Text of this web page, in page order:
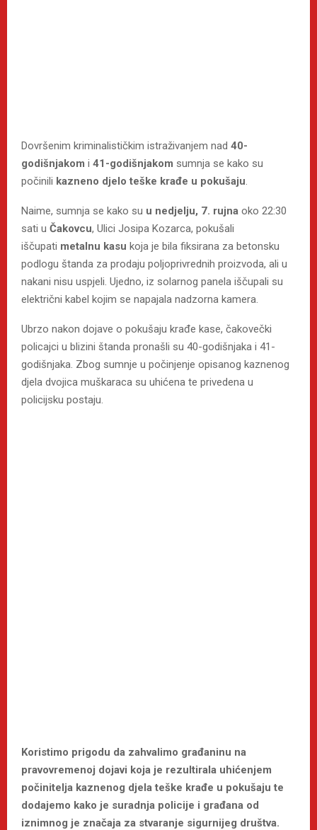
Dovršenim kriminalističkim istraživanjem nad 40-
godišnjakom i 41-godišnjakom sumnja se kako su
počinili kazneno djelo teške krađe u pokušaju.
Naime, sumnja se kako su u nedjelju, 7. rujna oko 22:30
sati u Čakovcu, Ulici Josipa Kozarca, pokušali
iščupati metalnu kasu koja je bila fiksirana za betonsku
podlogu štanda za prodaju poljoprivrednih proizvoda, ali u
nakani nisu uspjeli. Ujedno, iz solarnog panela iščupali su
električni kabel kojim se napajala nadzorna kamera.
Ubrzo nakon dojave o pokušaju krađe kase, čakovečki
policajci u blizini štanda pronašli su 40-godišnjaka i 41-
godišnjaka. Zbog sumnje u počinjenje opisanog kaznenog
djela dvojica muškaraca su uhićena te privedena u
policijsku postaju.
Koristimo prigodu da zahvalimo građaninu na
pravovremenoj dojavi koja je rezultirala uhićenjem
počinitelja kaznenog djela teške krađe u pokušaju te
dodajemo kako je suradnja policije i građana od
iznimnog je značaja za stvaranje sigurnijeg društva.